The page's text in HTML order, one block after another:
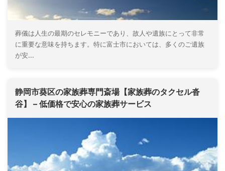
葬儀は人生の最期のセレモニーであり、故人や遺族にとって非常
に重要な意味を持ちます。特に富士市においては、多くのご遺族
が安...
静岡市葵区の家族葬専門斎場【家族葬のタクセル沓
谷】 – 低価格で安心の家族葬サービス